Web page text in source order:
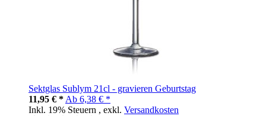
Sektglas Sublym 21cl - gravieren Geburtstag
11,95 € * Ab 6,38 € *
Inkl. 19% Steuern , exkl. Versandkosten